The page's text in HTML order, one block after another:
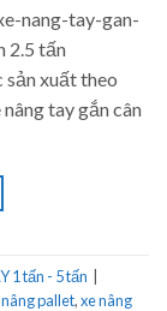
nang-tay-gan-
2.5 tấn
xuất theo
tay gắn cân
1 tấn - 5 tấn
pallet,xe nâng